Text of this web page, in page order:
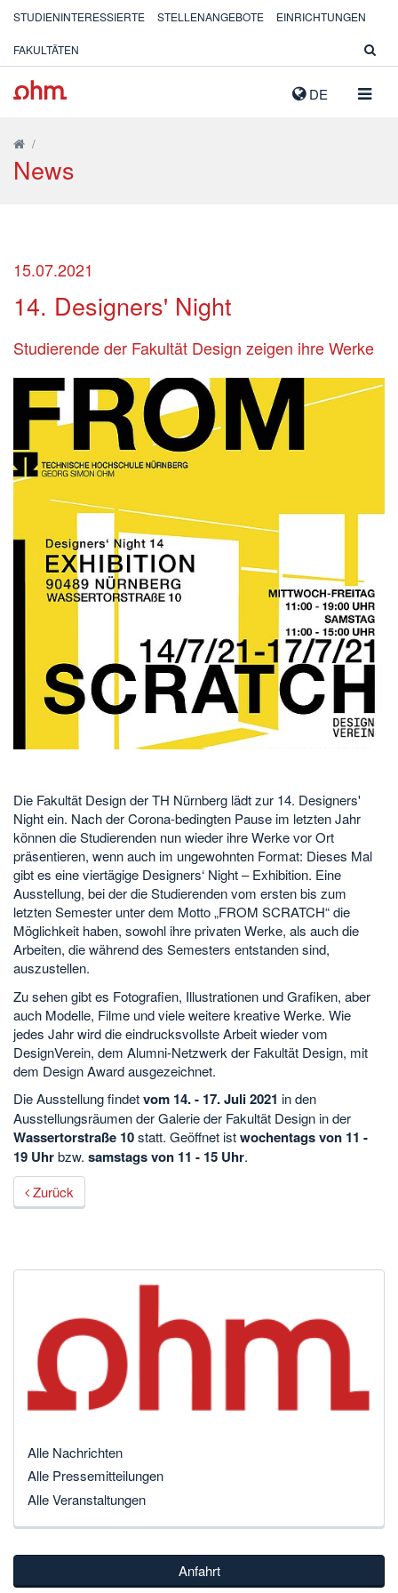
DE
STUDIENINTERESSIERTE STELLENANGEBOTE EINRICHTUNGEN
FAKULTÄTEN
/
News
15.07.2021
14. Designers' Night
Studierende der Fakultät Design zeigen ihre Werke
Die Fakultät Design der TH Nürnberg lädt zur 14. Designers'
Night ein. Nach der Corona-bedingten Pause im letzten Jahr
können die Studierenden nun wieder ihre Werke vor Ort
präsentieren, wenn auch im ungewohnten Format: Dieses Mal
gibt es eine viertägige Designers‘ Night – Exhibition. Eine
Ausstellung, bei der die Studierenden vom ersten bis zum
letzten Semester unter dem Motto „FROM SCRATCH“ die
Möglichkeit haben, sowohl ihre privaten Werke, als auch die
Arbeiten, die während des Semesters entstanden sind,
auszustellen.
Zu sehen gibt es Fotografien, Illustrationen und Grafiken, aber
auch Modelle, Filme und viele weitere kreative Werke. Wie
jedes Jahr wird die eindrucksvollste Arbeit wieder vom
DesignVerein, dem Alumni-Netzwerk der Fakultät Design, mit
dem Design Award ausgezeichnet.
Die Ausstellung findetvom 14. - 17. Juli 2021 in den
Ausstellungsräumen der Galerie der Fakultät Design in der
Wassertorstraße 10statt. Geöffnet istwochentags von 11 -
19 Uhrbzw. samstags von 11 - 15 Uhr.
Zurück
Alle Nachrichten
Alle Pressemitteilungen
Alle Veranstaltungen
Anfahrt